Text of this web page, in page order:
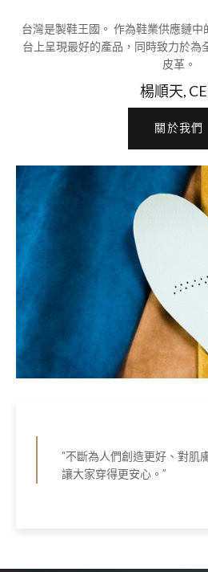
台灣是製鞋王國。 作為鞋業供應鏈
台上呈現最好的產品，同時致力於為
皮革。
楊順天,
關於我們
“不斷為人們創造更好、對肌
讓大家穿得更安心。”